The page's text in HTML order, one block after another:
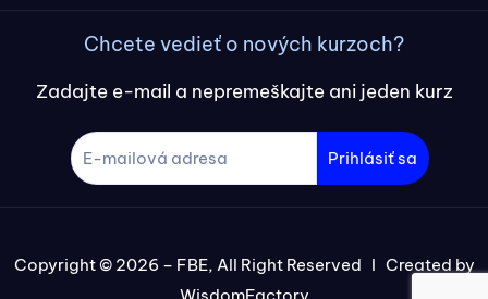
Chcete vedieť o nových kurzoch?
Zadajte e-mail a nepremeškajte ani jeden kurz
Prihlásiť sa
Copyright © 2026 – FBE, All Right Reserved I Created by